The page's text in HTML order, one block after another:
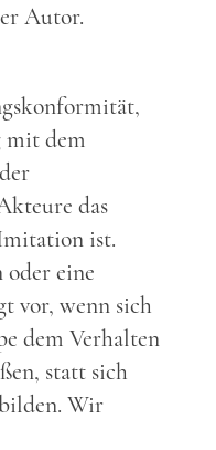
Autor.
mit dem
das
ist.
oder eine
vor, wenn sich
dem Verhalten
statt sich
Wir